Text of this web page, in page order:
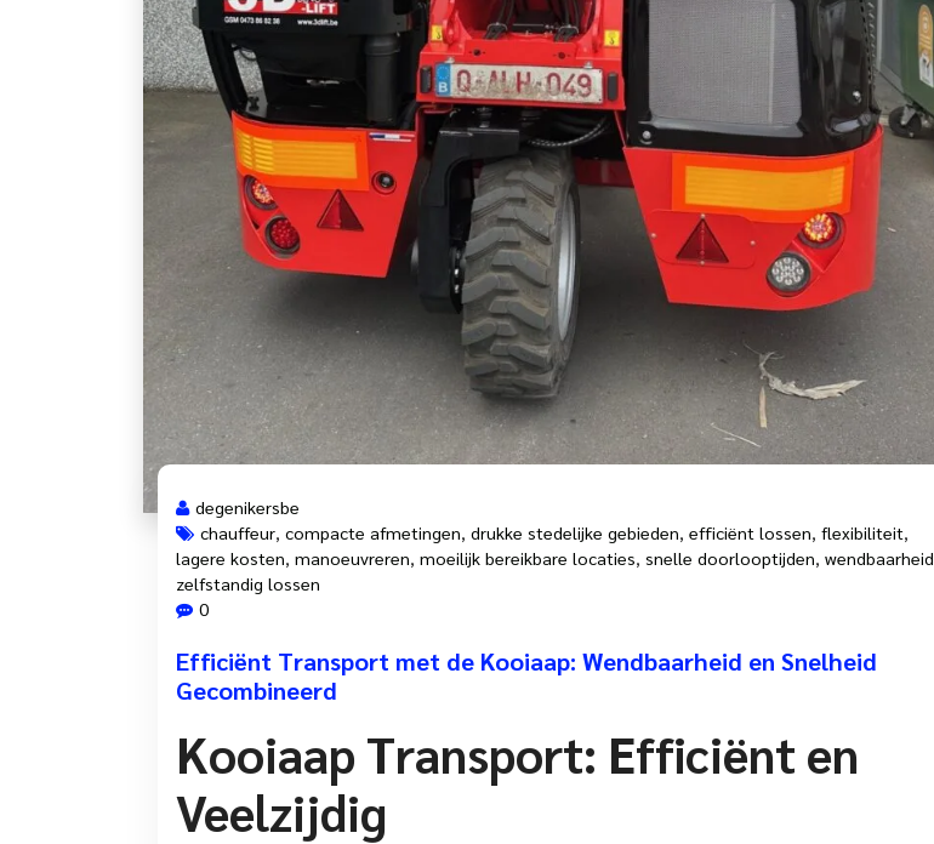
degenikersbe
chauffeur compacte afmetingen drukke stedelijke gebieden efficiënt lossen flexibiliteit
lagere kosten manoeuvreren moeilijk bereikbare locaties snelle doorlooptijden wendbaarheid
zelfstandig lossen
0
Efficiënt Transport met de Kooiaap: Wendbaarheid en Snelheid
Gecombineerd
Kooiaap Transport: Efficiënt en
Veelzijdig